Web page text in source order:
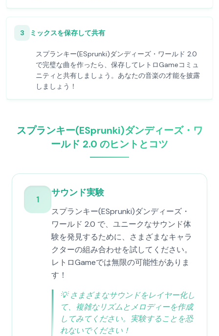
3 ミックスを保存して共有
スプランキー(ESprunki)ダンディーズ・ワールド 2.0
で完璧な曲を作ったら、保存してレトロGameコミュ
ニティと共有しましょう。あなたの音楽の才能を披露
しましょう！
スプランキー(ESprunki)ダンディーズ・ワ
ールド 2.0 のヒントとコツ
1
サウンド実験
スプランキー(ESprunki)ダンディーズ・
ワールド 2.0 で、ユニークなサウンド体
験を発見するために、さまざまなキャラ
クターの組み合わせを試してください。
レトロGameでは無限の可能性がありま
す！
💡さまざまなサウンドをレイヤー化し
て、複雑なリズムとメロディーを作成
してみてください。実験することを恐
れないでください！